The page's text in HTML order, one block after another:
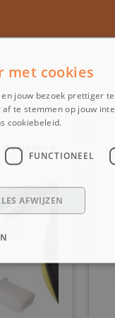
stekker 6
met cookies
jouw bezoek prettiger
te stemmen op jouw
cookiebeleid.
FUNCTIONEEL
AFWIJZEN